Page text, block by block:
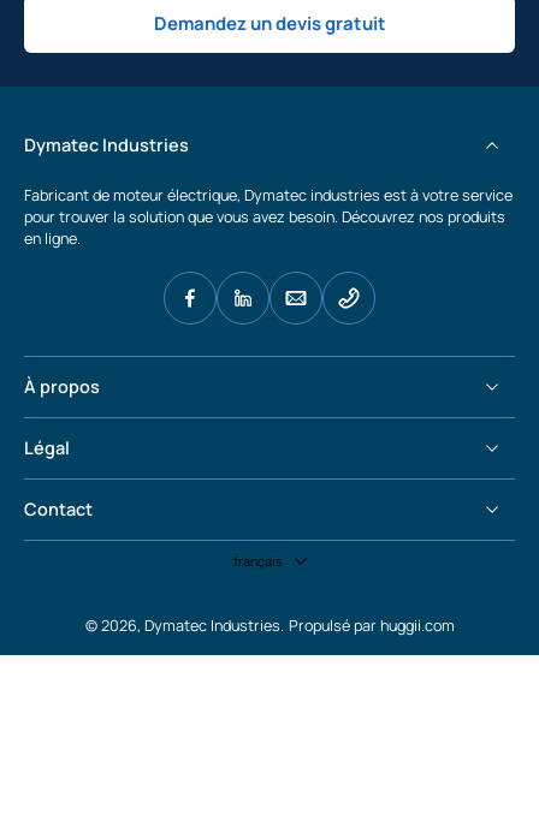
Demandez un devis gratuit
Dymatec Industries
Fabricant de moteur électrique, Dymatec industries est à votre service
pour trouver la solution que vous avez besoin. Découvrez nos produits
en ligne.
À propos
Légal
Contact
français
© 2026, Dymatec Industries. Propulsé par huggii.com